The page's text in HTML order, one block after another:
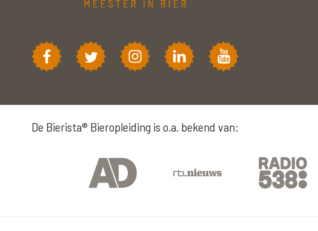
De Bierista® Bieropleiding is o.a. bekend van: